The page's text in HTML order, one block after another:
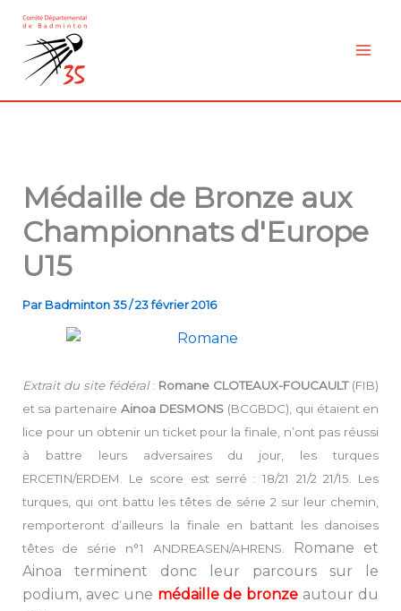
contenu
Médaille de Bronze aux
Championnats d'Europe
U15
Par Badminton 35/23 février 2016
Extrait du site fédéral: Romane CLOTEAUX-FOUCAULT(FIB)
et sa partenaireAinoa DESMONS (BCGBDC), qui étaient en
lice pour un obtenir un ticket pour la finale, n’ont pas réussi
à battre leurs adversaires du jour, les turques
ERCETIN/ERDEM. Le score est serré : 18/21 21/2 21/15. Les
turques, qui ont battu les têtes de série 2 sur leur chemin,
remporteront d’ailleurs la finale en battant les danoises
têtes de série n°1 ANDREASEN/AHRENS.
Romane et
Ainoa terminent donc leur parcours sur le
podium, avec une médaille de bronze autour du